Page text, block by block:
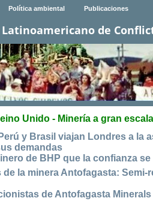
Política ambiental Publicaciones
de
Unido - Minería a gran escala
y Brasil viajan Londres a la
demandas
de BHP que la confianza
la minera Antofagasta:
de Antofagasta